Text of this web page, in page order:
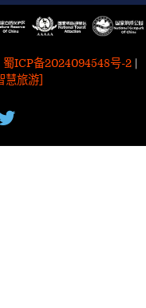
蜀ICP备2024094548号-2 |
旅游]